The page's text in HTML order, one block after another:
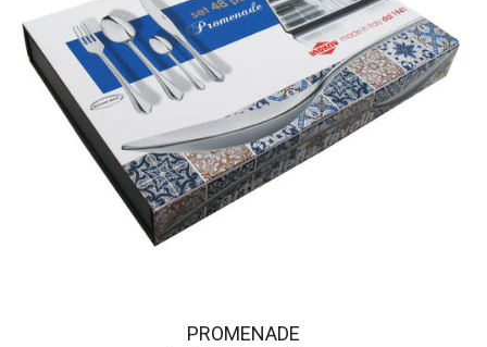
PROMENADE